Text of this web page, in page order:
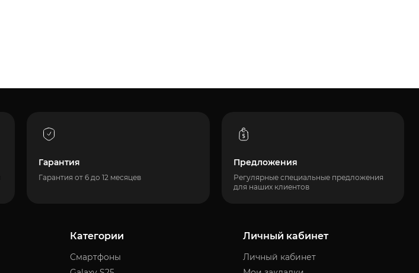
Гарантия
Гарантия от 6 до 12 месяцев
Предложения
Регулярные специальные предложения
для наших клиентов
Категории
Смартфоны
Личный кабинет
Личный кабинет